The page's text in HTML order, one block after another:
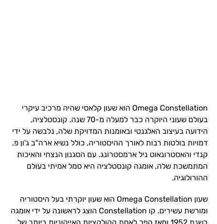
Omega Constellation הוא שעון קלאסי שהיה מרכיב עיקרי
בעולם שעוני היוקרה כבר למעלה מ-70 שנה. קונסטלציה,
הידועה בעיצוב האלגנטי ובאומנות המדויקת שלה, נלבשה על ידי
דמויות בולטות רבות לאורך ההיסטוריה, כולל נשיא ארה"ב ג'ון פ.
קנדי והאסטרונאוט ניל ארמסטרונג. עם הסגנון הנצחי והאיכות
המתמשכת שלה, אומגה קונסטלציה היא סמל אמיתי בעולם
ההורולוגיה.
שעון Omega Constellation הוא שעון יוקרתי בעל היסטוריה
ומורשת עשירים. קו Constellation הוצג לראשונה על ידי אומגה